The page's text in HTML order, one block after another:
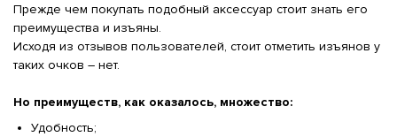
Прежде чем покупать подобный аксессуар стоит знать его
преимущества и изъяны.
Исходя из отзывов пользователей, стоит отметить изъянов у
таких очков – нет.
Но преимуществ, как оказалось, множество:
Удобность;